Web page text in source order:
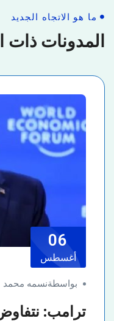
ما هو الاتجاه الجديد
المدونات ذات
06
أغسطس
بواسطةنسمه محمد
ترامب: